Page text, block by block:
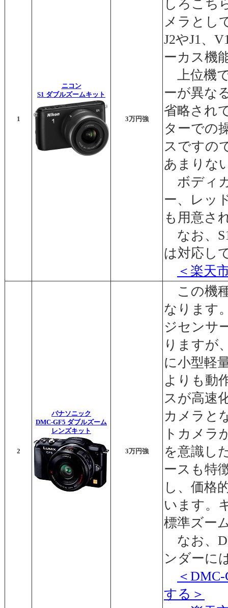
1
ニコン
S1 ダブルズームキット
3万円強
しろこち
メラとし
J2やJ1、
ーカス機
上位機
ーが異な
省略され
ターでの
スですの
あまりな
ボディ
ー、レッ
も用意さ
なお、
は対応し
＜楽天
2
パナソニック
DMC-GF5 ダブルズーム
レンズキット
3万円強
この機
なります
ジセンサ
りますが
に小型軽
よりも動
スが高速
カメラと
トカメラ
を意識し
ースも特
し、価格
います。
標準ズー
なお、
ンダーに
＜
する＞